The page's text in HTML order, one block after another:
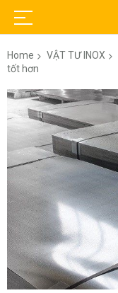
Home VẬT TƯ INOX
tốt hơn
Skip
the
end
the
images
gallery